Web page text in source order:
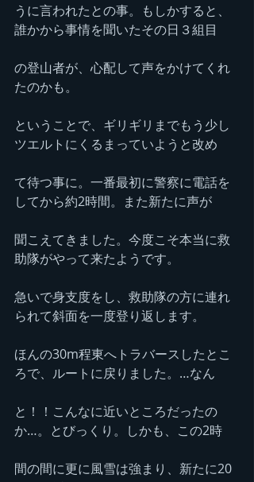
うに言われたとの事。もしかすると、
誰かから事情を聞いたその日３組目
の登山者が、心配して声をかけてくれ
たのかも。
ということで、ギリギリまでもう少し
ツエルトにくるまっていようと改め
て待つ事に。一番最初に警察に電話を
してから約2時間。また新たに声が
聞こえてきました。今度こそ本当に救
助隊がやって来たようです。
急いで身支度をし、救助隊の方に連れ
られて斜面を一度登り返します。
ほんの30m程東へトラバースしたとこ
ろで、ルートに戻りました。…なん
と！！こんなに近いところだったの
か…。とびっくり。しかも、この2時
間の間に更に風雪は強まり、新たに20